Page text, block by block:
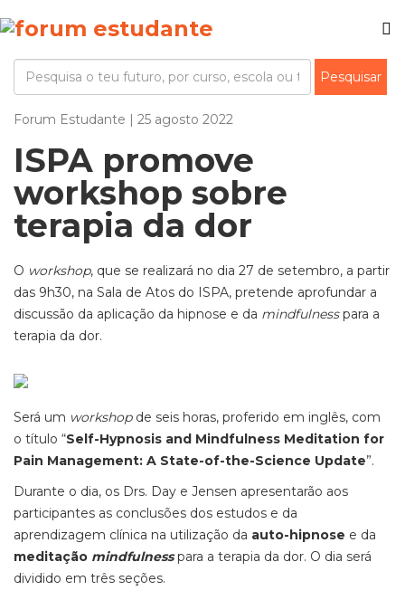
Forum Estudante | 25 agosto 2022
ISPA promove
workshop sobre
terapia da dor
O workshop, que se realizará no dia 27 de setembro, a partir
das 9h30, na Sala de Atos do ISPA, pretende aprofundar a
discussão da aplicação da hipnose e da mindfulnesspara a
terapia da dor.
Será um workshopde seis horas, proferido em inglês, com
o título “Self-Hypnosis and Mindfulness Meditation for
Pain Management: A State-of-the-Science Update”.
Durante o dia, os Drs. Day e Jensen apresentarão aos
participantes as conclusões dos estudos e da
aprendizagem clínica na utilização da auto-hipnose e da
meditação mindfulnesspara a terapia da dor. O dia será
dividido em três seções.